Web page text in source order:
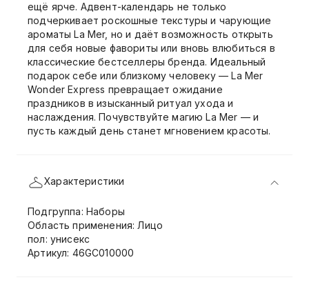
ещё ярче. Адвент-календарь не только
подчеркивает роскошные текстуры и чарующие
ароматы La Mer, но и даёт возможность открыть
для себя новые фавориты или вновь влюбиться в
классические бестселлеры бренда. Идеальный
подарок себе или близкому человеку — La Mer
Wonder Express превращает ожидание
праздников в изысканный ритуал ухода и
наслаждения. Почувствуйте магию La Mer — и
пусть каждый день станет мгновением красоты.
Характеристики
Подгруппа: Наборы
Область применения: Лицо
пол: унисекс
Артикул: 46GC010000